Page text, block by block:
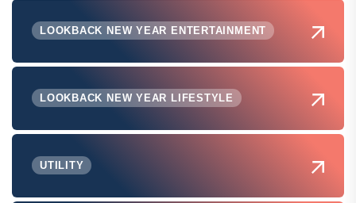
LOOKBACK NEW YEAR ENTERTAINMENT
LOOKBACK NEW YEAR LIFESTYLE
UTILITY